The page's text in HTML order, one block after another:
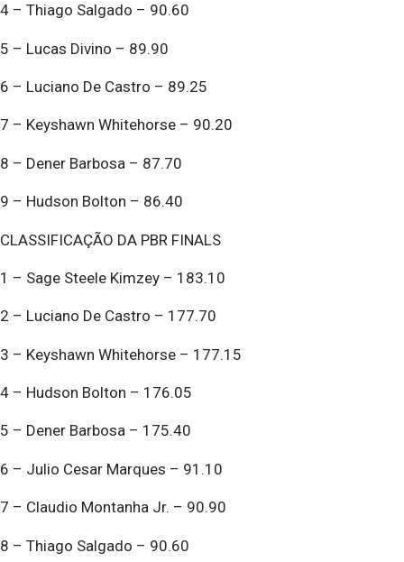
4 – Thiago Salgado – 90.60
5 – Lucas Divino – 89.90
6 – Luciano De Castro – 89.25
7 – Keyshawn Whitehorse – 90.20
8 – Dener Barbosa – 87.70
9 – Hudson Bolton – 86.40
CLASSIFICAÇÃO DA PBR FINALS
1 – Sage Steele Kimzey – 183.10
2 – Luciano De Castro – 177.70
3 – Keyshawn Whitehorse – 177.15
4 – Hudson Bolton – 176.05
5 – Dener Barbosa – 175.40
6 – Julio Cesar Marques – 91.10
7 – Claudio Montanha Jr. – 90.90
8 – Thiago Salgado – 90.60